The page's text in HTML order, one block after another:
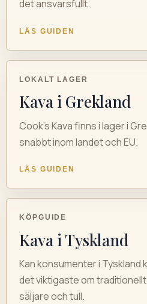
det ansvarsfullt.
LÄS GUIDEN
LOKALT LAGER
Kava i Grekland
Cook's Kava finns i lager i
snabbt inom landet och EU.
LÄS GUIDEN
KÖPGUIDE
Kava i Tyskland
Kan konsumenter i Tyskland
det viktigaste om
säljare och tull.